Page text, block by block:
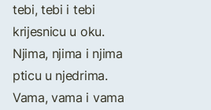
tebi, tebi i tebi
krijesnicu u oku.
Njima, njima i njima
pticu u njedrima.
Vama, vama i vama